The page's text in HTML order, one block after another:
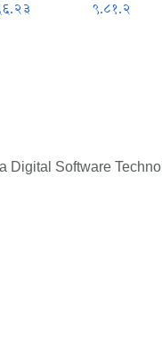
९.८१.२
Digital Software